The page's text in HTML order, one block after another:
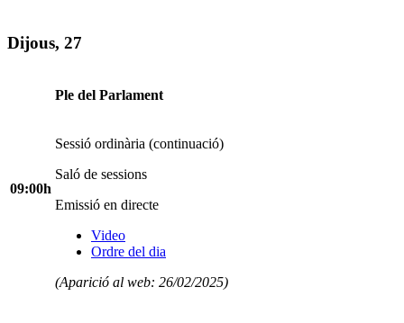
Dijous, 27
09:00h
Ple del Parlament
Sessió ordinària (continuació)
Saló de sessions
Emissió en directe
Video
Ordre del dia
(Aparició al web: 26/02/2025)